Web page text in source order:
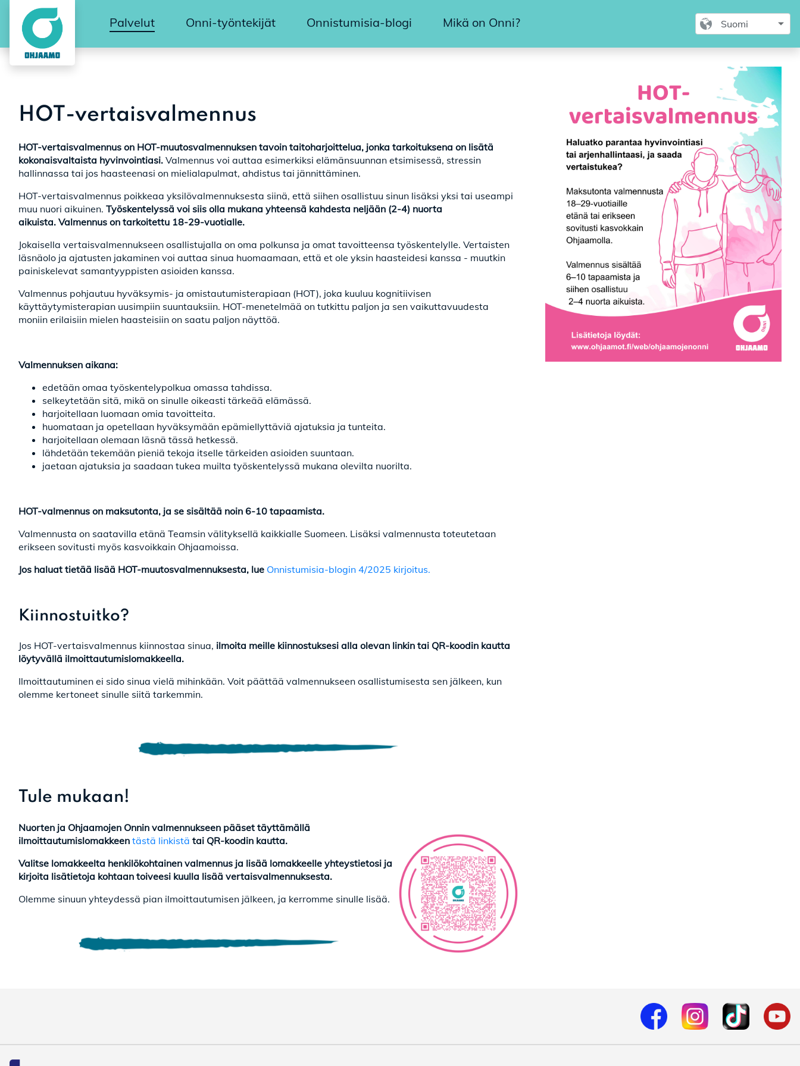
Palvelut Onni-työntekijät Onnistumisia-blogi Mikä on Onni?
HOT-vertaisvalmennus
HOT-vertaisvalmennus on HOT-muutosvalmennuksen tavoin taitoharjoittelua, jonka tarkoituksena on lisätä
kokonaisvaltaista hyvinvointiasi. Valmennus voi auttaa esimerkiksi elämänsuunnan etsimisessä, stressin
hallinnassa tai jos haasteenasi on mielialapulmat, ahdistus tai jännittäminen.
HOT-vertaisvalmennus poikkeaa yksilövalmennuksesta siinä, että siihen osallistuu sinun lisäksi yksi tai useampi
muu nuori aikuinen. Työskentelyssä voi siis olla mukana yhteensä kahdesta neljään (2-4) nuorta
aikuista. Valmennus on tarkoitettu 18-29-vuotialle.
Jokaisella vertaisvalmennukseen osallistujalla on oma polkunsa ja omat tavoitteensa työskentelylle. Vertaisten
läsnäolo ja ajatusten jakaminen voi auttaa sinua huomaamaan, että et ole yksin haasteidesi kanssa - muutkin
painiskelevat samantyyppisten asioiden kanssa.
Valmennus pohjautuu hyväksymis- ja omistautumisterapiaan (HOT), joka kuuluu kognitiivisen
käyttäytymisterapian uusimpiin suuntauksiin. HOT-menetelmää on tutkittu paljon ja sen vaikuttavuudesta
moniin erilaisiin mielen haasteisiin on saatu paljon näyttöä.
Valmennuksen aikana:
edetään omaa työskentelypolkua omassa tahdissa.
selkeytetään sitä, mikä on sinulle oikeasti tärkeää elämässä.
harjoitellaan luomaan omia tavoitteita.
huomataan ja opetellaan hyväksymään epämiellyttäviä ajatuksia ja tunteita.
harjoitellaan olemaan läsnä tässä hetkessä.
lähdetään tekemään pieniä tekoja itselle tärkeiden asioiden suuntaan.
jaetaan ajatuksia ja saadaan tukea muilta työskentelyssä mukana olevilta nuorilta.
HOT-valmennus on maksutonta, ja se sisältää noin 6-10 tapaamista.
Valmennusta on saatavilla etänä Teamsin välityksellä kaikkialle Suomeen. Lisäksi valmennusta toteutetaan
erikseen sovitusti myös kasvoikkain Ohjaamoissa.
Jos haluat tietää lisää HOT-muutosvalmennuksesta, lue Onnistumisia-blogin 4/2025 kirjoitus.
Kiinnostuitko?
Jos HOT-vertaisvalmennus kiinnostaa sinua, ilmoita meille kiinnostuksesi alla olevan linkin tai QR-koodin kautta
löytyvällä ilmoittautumislomakkeella.
Ilmoittautuminen ei sido sinua vielä mihinkään. Voit päättää valmennukseen osallistumisesta sen jälkeen, kun
olemme kertoneet sinulle siitä tarkemmin.
Tule mukaan!
Nuorten ja Ohjaamojen Onnin valmennukseen pääset täyttämällä
ilmoittautumislomakkeen tästä linkistä tai QR-koodin kautta.
Valitse lomakkeelta henkilökohtainen valmennus ja lisää lomakkeelle yhteystietosi ja
kirjoita lisätietoja kohtaan toiveesi kuulla lisää vertaisvalmennuksesta.
Olemme sinuun yhteydessä pian ilmoittautumisen jälkeen, ja kerromme sinulle lisää.